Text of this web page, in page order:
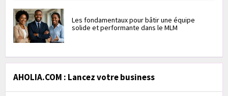
Les fondamentaux pour bâtir une équipe
solide et performante dans le MLM
AHOLIA.COM : Lancez votre business